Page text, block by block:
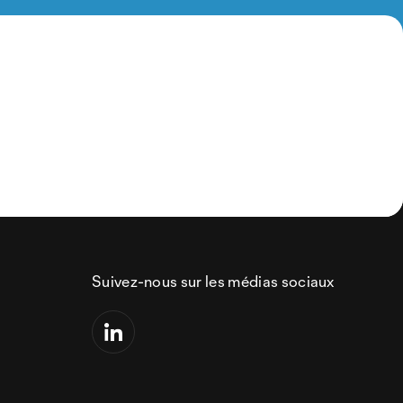
Suivez-nous sur les médias sociaux